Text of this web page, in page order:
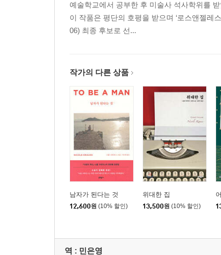
예술학교에서 공부한 후 미술사 석사학위를
이 작품은 평단의 호평을 받으며 ‘로스앤젤레
06) 최종 후보로 선...
작가의 다른 상품
남자가 된다는 것
12,600원 (10% 할인)
위대한 집
13,500원 (10% 할인)
역 : 민은영